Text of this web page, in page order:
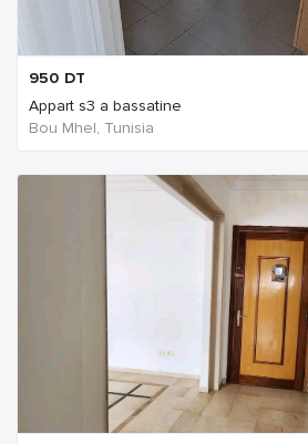
950 DT
Appart s3 a bassatine
Bou Mhel, Tunisia